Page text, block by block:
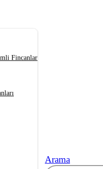
Fincanlar
Arama